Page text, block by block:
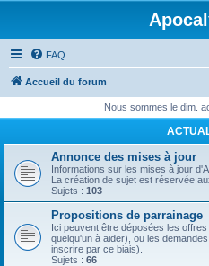
FAQ
Accueil du forum
Nous sommes le dim.
Annonce des mises à jour
Informations sur les mises à jour
La création de sujet est réservée
Sujets : 103
Propositions de parrainage
Ici peuvent être déposées les
quelqu'un à aider), ou les
inscrire par ce biais).
Sujets : 66